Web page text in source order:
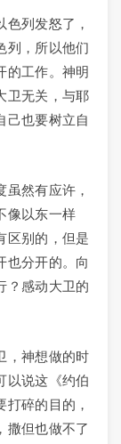
列发怒了，
列，所以他们
的工作。神明
卫无关，与耶
己也要树立自
然有应许，
像以东一样
区别的，但是
也分开的。向
？感动大卫的
，神想做的时
以说这《约伯
碎的目的，
撒但也做不了